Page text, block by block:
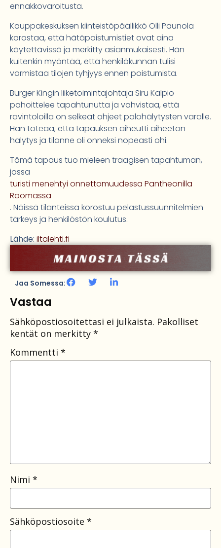
ennakkovaroitusta.
Kauppakeskuksen kiinteistöpäällikkö Olli Paunola
korostaa, että hätäpoistumistiet ovat aina
käytettävissä ja merkitty asianmukaisesti. Hän
kuitenkin myöntää, että henkilökunnan tulisi
varmistaa tilojen tyhjyys ennen poistumista.
Burger Kingin liiketoimintajohtaja Siru Kalpio
pahoittelee tapahtunutta ja vahvistaa, että
ravintoloilla on selkeät ohjeet palohälytysten varalle.
Hän toteaa, että tapauksen aiheutti aiheeton
hälytys ja tilanne oli onneksi nopeasti ohi.
Tämä tapaus tuo mieleen traagisen tapahtuman,
jossa
turisti menehtyi onnettomuudessa Pantheonilla
Roomassa
. Näissä tilanteissa korostuu pelastussuunnitelmien
tärkeys ja henkilöstön koulutus.
Lähde: iltalehti.fi
Jaa Somessa:
Vastaa
Sähköpostiosoitettasi ei julkaista. Pakolliset
kentät on merkitty *
Kommentti *
Nimi *
Sähköpostiosoite *